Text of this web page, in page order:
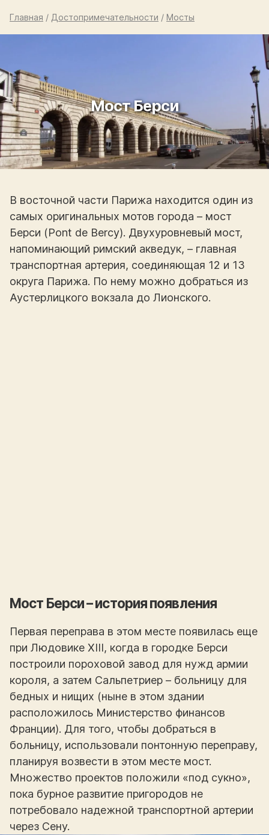
Главная / Достопримечательности / Мосты
Мост Берси
В восточной части Парижа находится один из
самых оригинальных мотов города – мост
Берси (Pont de Bercy). Двухуровневый мост,
напоминающий римский акведук, – главная
транспортная артерия, соединяющая 12 и 13
округа Парижа. По нему можно добраться из
Аустерлицкого вокзала до Лионского.
Мост Берси – история появления
Первая переправа в этом месте появилась еще
при Людовике ХІІІ, когда в городке Берси
построили пороховой завод для нужд армии
короля, а затем Сальпетриер – больницу для
бедных и нищих (ныне в этом здании
расположилось Министерство финансов
Франции). Для того, чтобы добраться в
больницу, использовали понтонную переправу,
планируя возвести в этом месте мост.
Множество проектов положили «под сукно»,
пока бурное развитие пригородов не
потребовало надежной транспортной артерии
через Сену.